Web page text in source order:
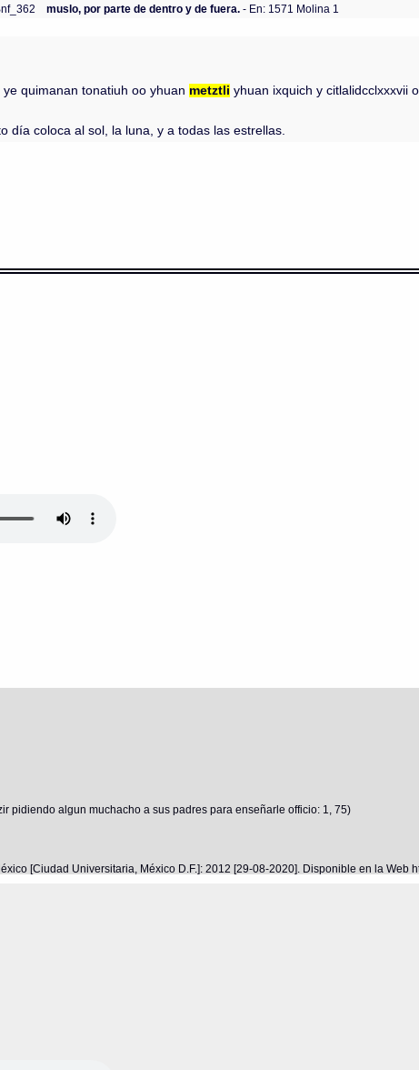
muslo, por parte de dentro y de fuera. - En: 1571 Molina 1
quimanan tonatiuh oo yhuan metztli yhuan ixquich y citlalidcclxxxvii
coloca al sol, la luna, y a todas las estrellas.
pidiendo algun muchacho a sus padres para enseñarle officio: 1, 75)
[Ciudad Universitaria, México D.F.]: 2012 [29-08-2020]. Disponible en la Web